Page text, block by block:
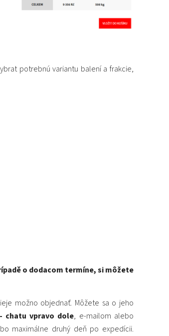
potrebnú variantu balení a frakcie,
o dodacom termíne, si môžete
možno objednať. Môžete sa o jeho
chatu vpravo dole, e-mailom alebo
maximálne druhý deň po expedícii.